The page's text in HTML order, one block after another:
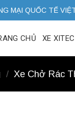
MẠI QUỐC TẾ
CHỦ XE
/ Xe Chở Rác